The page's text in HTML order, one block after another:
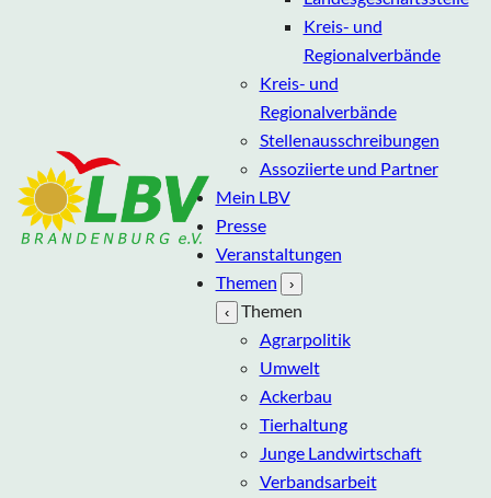
Kreis- und
Regionalverbände
Kreis- und
Regionalverbände
Stellenausschreibungen
Assoziierte und Partner
Mein LBV
Presse
Veranstaltungen
Themen
›
‹
Themen
Agrarpolitik
Umwelt
Ackerbau
Tierhaltung
Junge Landwirtschaft
Verbandsarbeit